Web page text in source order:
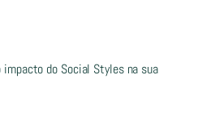
impacto do Social Styles na sua